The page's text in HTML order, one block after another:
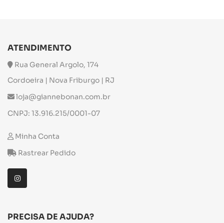
ATENDIMENTO
Rua General Argolo, 174
Cordoeira | Nova Friburgo | RJ
loja@giannebonan.com.br
CNPJ: 13.916.215/0001-07
Minha Conta
Rastrear Pedido
PRECISA DE AJUDA?